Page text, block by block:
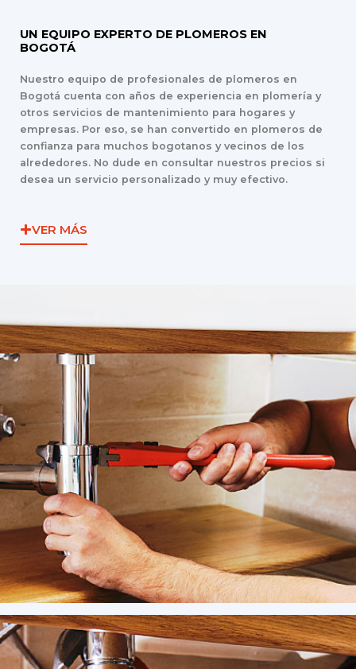
UN EQUIPO EXPERTO DE PLOMEROS EN
BOGOTÁ
Nuestro equipo de profesionales de plomeros en
Bogotá cuenta con años de experiencia en plomería y
otros servicios de mantenimiento para hogares y
empresas. Por eso, se han convertido en plomeros de
confianza para muchos bogotanos y vecinos de los
alrededores. No dude en consultar nuestros precios si
desea un servicio personalizado y muy efectivo.
VER MÁS